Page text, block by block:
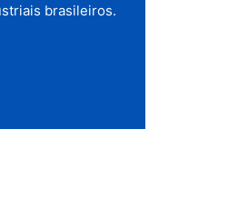
brasileiros.